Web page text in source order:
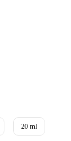
20 ml